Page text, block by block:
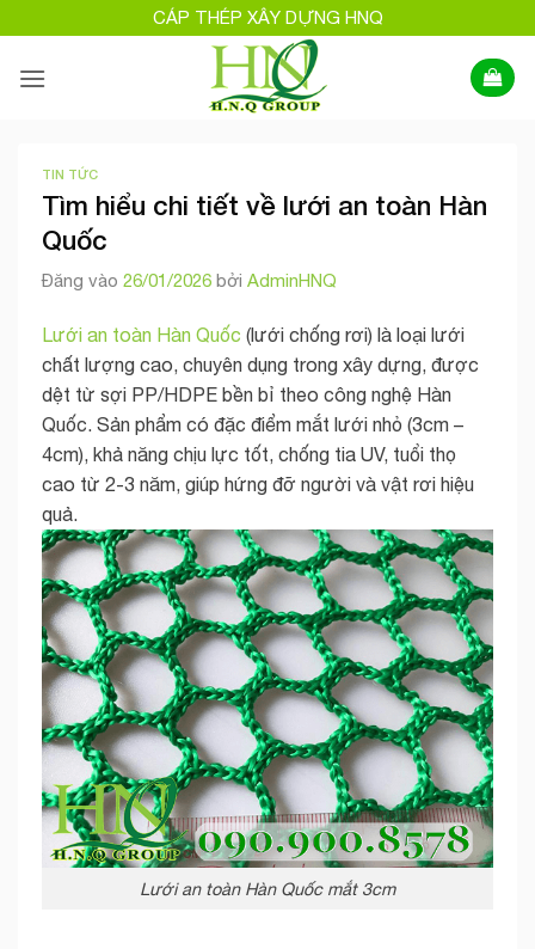
qua
nội
CÁP THÉP XÂY DỰNG HNQ
TIN TỨC
Tìm hiểu chi tiết về lưới an toàn Hàn
Quốc
Đăng vào 26/01/2026 bởi AdminHNQ
Lưới an toàn Hàn Quốc (lưới chống rơi) là loại lưới
chất lượng cao, chuyên dụng trong xây dựng, được
dệt từ sợi PP/HDPE bền bỉ theo công nghệ Hàn
Quốc. Sản phẩm có đặc điểm mắt lưới nhỏ (3cm –
4cm), khả năng chịu lực tốt, chống tia UV, tuổi thọ
cao từ 2-3 năm, giúp hứng đỡ người và vật rơi hiệu
quả.
Lưới an toàn Hàn Quốc mắt 3cm